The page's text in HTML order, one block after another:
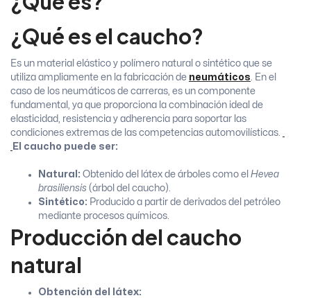
¿Qué es el caucho?
Es un material elástico y polímero natural o sintético que se
utiliza ampliamente en la fabricación de neumáticos . En el
caso de los neumáticos de carreras, es un componente
fundamental, ya que proporciona la combinación ideal de
elasticidad, resistencia y adherencia para soportar las
condiciones extremas de las competencias automovilísticas.
El caucho puede ser:
Natural: Obtenido del látex de árboles como el Hevea
brasiliensis (árbol del caucho).
Sintético: Producido a partir de derivados del petróleo
mediante procesos químicos.
Producción del caucho
natural
Obtención del látex: